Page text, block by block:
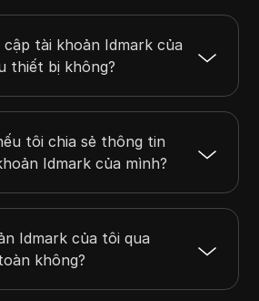
tài khoản Idmark của
thiết bị không?
tôi chia sẻ thông tin
Idmark của mình?
Idmark của tôi qua
không?